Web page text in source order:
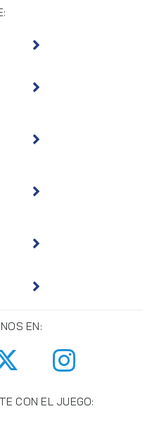
EN:
CON EL JUEGO: